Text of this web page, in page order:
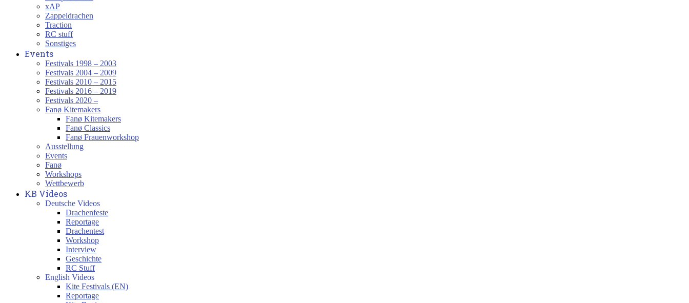
xAP
Zappeldrachen
Traction
RC stuff
Sonstiges
Events
Festivals 1998 – 2003
Festivals 2004 – 2009
Festivals 2010 – 2015
Festivals 2016 – 2019
Festivals 2020 –
Fanø Kitemakers
Fanø Kitemakers
Fanø Classics
Fanø Frauenworkshop
Ausstellung
Events
Fanø
Workshops
Wettbewerb
KB Videos
Deutsche Videos
Drachenfeste
Reportage
Drachentest
Workshop
Interview
Geschichte
RC Stuff
English Videos
Kite Festivals (EN)
Reportage